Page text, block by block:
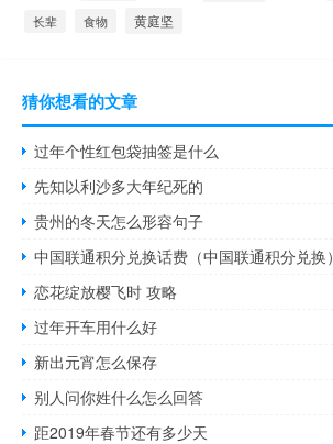
长辈 食物 黄庭坚
猜你想看的文章
过年个性红包袋抽签是什么
先知以利沙多大年纪死的
贵州的冬天怎么形容句子
中国联通积分兑换话费（中国联通积分兑换）
恋花绽放樱飞时 攻略
过年开车用什么好
新出元宵怎么保存
别人问你姓什么怎么回答
距2019年春节还有多少天